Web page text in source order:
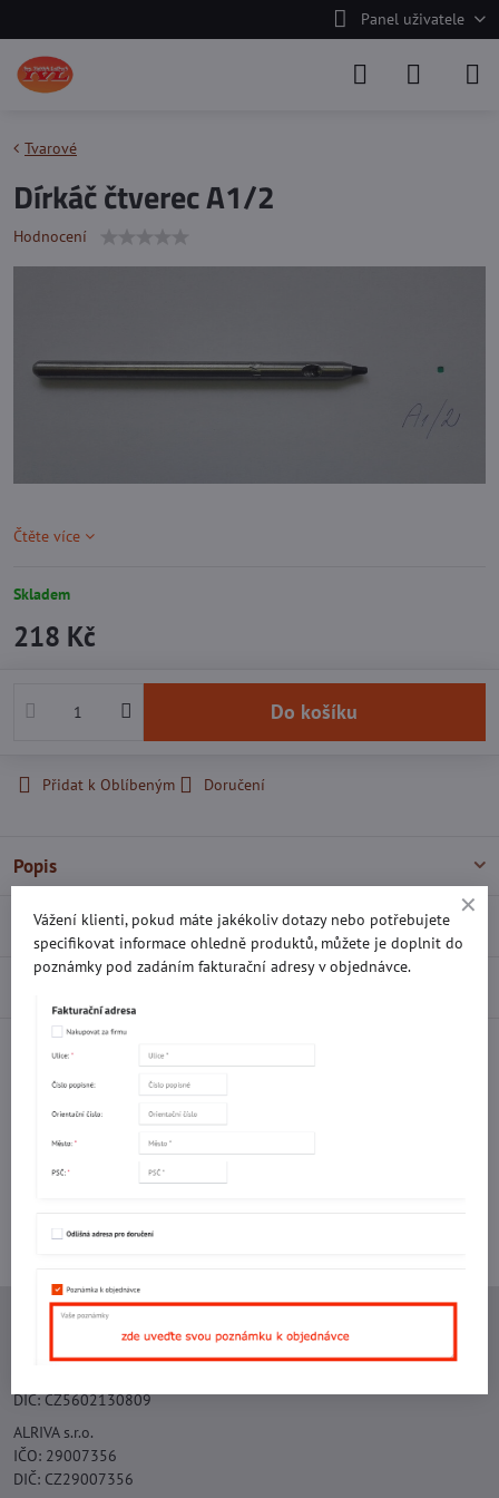
Panel uživatele
Tvarové
Dírkáč čtverec A1/2
Hodnocení
Čtěte více
Skladem
218 Kč
Do košíku
Přidat k Oblíbeným Doručení
Popis
Recenze 0
FacebookTwitterBlueskyPinterestReddit
Potřebujete poradit s objednávkou?
Ing. Vojtěch Lečbych - IVL
DIČ: CZ5602130809
ALRIVA s.r.o.
IČO: 29007356
DIČ: CZ29007356
Vážení klienti, pokud máte jakékoliv dotazy nebo potřebujete
specifikovat informace ohledně produktů, můžete je doplnit do
poznámky pod zadáním fakturační adresy v objednávce.